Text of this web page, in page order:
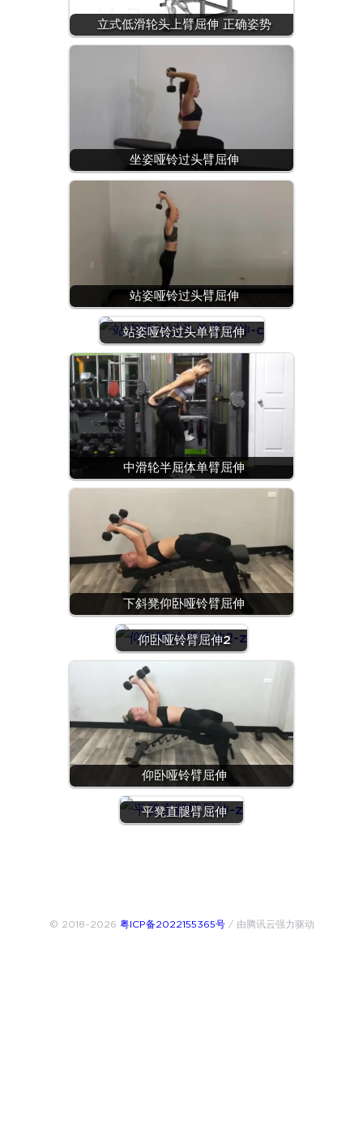
立式低滑轮头上臂屈伸 正确姿势
坐姿哑铃过头臂屈伸
站姿哑铃过头臂屈伸
站姿哑铃过头单臂屈伸
中滑轮半屈体单臂屈伸
下斜凳仰卧哑铃臂屈伸
仰卧哑铃臂屈伸2
仰卧哑铃臂屈伸
平凳直腿臂屈伸
© 2018~2026 粤ICP备2022155365号/ 由腾讯云强力驱动